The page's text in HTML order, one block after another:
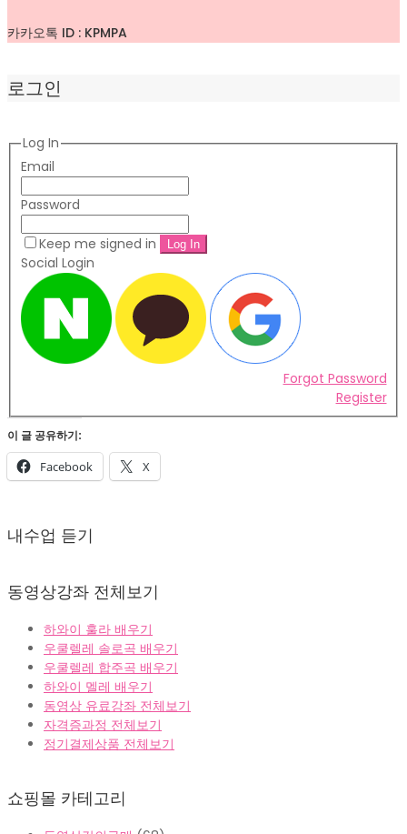
카카오톡 ID : KPMPA
로그인
Log In
Email
Password
Keep me signed in
Social Login
Forgot Password
Register
이 글 공유하기:
Facebook X
02-
내수업 듣기
동영상강좌 전체보기
하와이 훌라 배우기
우쿨렐레 솔로곡 배우기
우쿨렐레 합주곡 배우기
하와이 멜레 배우기
동영상 유료강좌 전체보기
자격증과정 전체보기
정기결제상품 전체보기
쇼핑몰 카테고리